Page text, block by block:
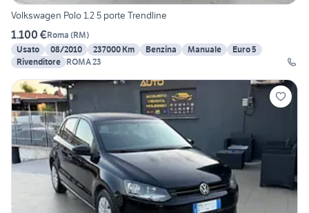
Volkswagen Polo 1.2 5 porte Trendline
1.100 €Roma (RM)
Usato
08/2010 237000 Km Benzina Manuale
Euro 5
Rivenditore ROMA 23